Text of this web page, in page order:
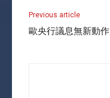
Previous article
歐央行議息無新動作